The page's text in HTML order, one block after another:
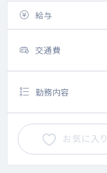
給与
交通費
勤務内容
お気に入り